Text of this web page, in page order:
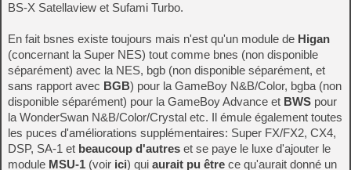
BS-X Satellaview et Sufami Turbo.
En fait bsnes existe toujours mais n'est qu'un module de Higan
(concernant la Super NES) tout comme bnes (non disponible
séparément) avec la NES, bgb (non disponible séparément, et
sans rapport avec BGB) pour la GameBoy N&B/Color, bgba (non
disponible séparément) pour la GameBoy Advance et BWS pour
la WonderSwan N&B/Color/Crystal etc. Il émule également toutes
les puces d'améliorations supplémentaires: Super FX/FX2, CX4,
DSP, SA-1 et beaucoup d'autres et se paye le luxe d'ajouter le
module MSU-1 (voir ici) qui aurait pu être ce qu'aurait donné un